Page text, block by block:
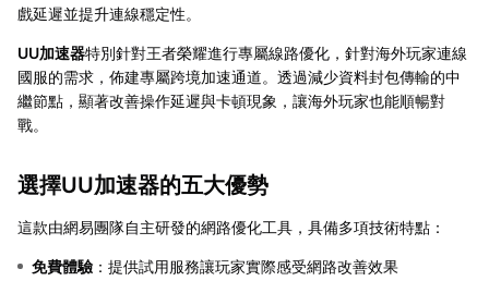
戲延遲並提升連線穩定性。
UU加速器特別針對王者榮耀進行專屬線路優化，針對海外玩家連線
國服的需求，佈建專屬跨境加速通道。透過減少資料封包傳輸的中
繼節點，顯著改善操作延遲與卡頓現象，讓海外玩家也能順暢對
戰。
選擇UU加速器的五大優勢
這款由網易團隊自主研發的網路優化工具，具備多項技術特點：
免費體驗 ：提供試用服務讓玩家實際感受網路改善效果